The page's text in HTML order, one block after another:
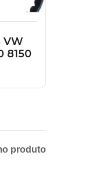
VW
8150
produto